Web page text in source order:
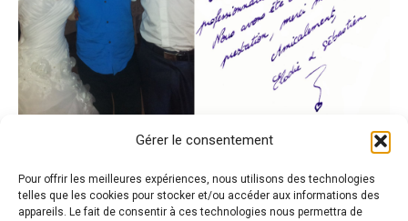
Gérer le consentement
Pour offrir les meilleures expériences, nous utilisons des technologies
telles que les cookies pour stocker et/ou accéder aux informations des
appareils. Le fait de consentir à ces technologies nous permettra de